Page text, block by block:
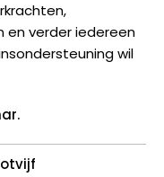
en verder iedereen
wil